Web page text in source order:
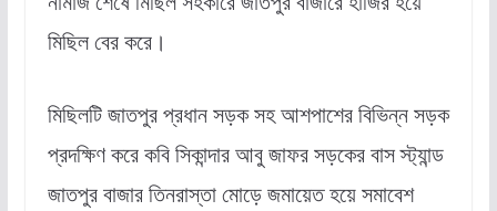
মিছিল বের করে।
মিছিলটি জাতপুর প্রধান সড়ক সহ আশপাশের বিভিন্ন সড়ক
প্রদক্ষিণ করে কবি সিকান্দার আবু জাফর সড়কের বাস স্ট্যান্ড
জাতপুর বাজার তিনরাস্তা মোড়ে জমায়েত হয়ে সমাবেশ